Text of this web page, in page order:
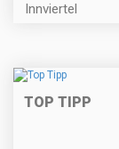
Innviertel
TOP TIPP